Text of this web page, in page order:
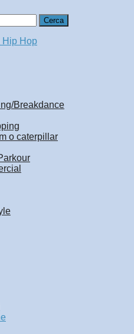
Hip Hop
Breakdance
o caterpillar